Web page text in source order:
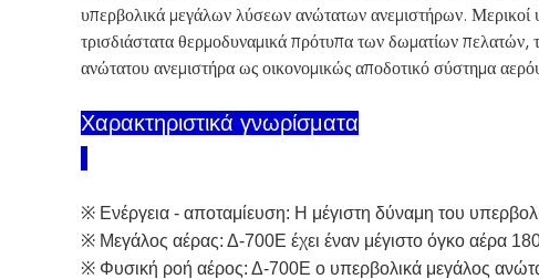
υπερβολικά μεγάλων λύσεων ανώτατων ανεμιστήρων. Μερικοί
τρισδιάστατα θερμοδυναμικά πρότυπα των δωματίων πελατών,
ανώτατου ανεμιστήρα ως οικονομικώς αποδοτικό σύστημα
Χαρακτηριστικά γνωρίσματα
※ Ενέργεια - αποταμίευση: Η μέγιστη δύναμη του
※ Μεγάλος αέρας: Δ-700E έχει έναν μέγιστο όγκο αέρα
※ Φυσική ροή αέρος: Δ-700E ο υπερβολικά μεγάλος